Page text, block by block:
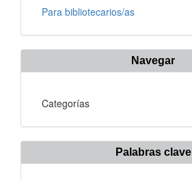
Para bibliotecarios/as
Navegar
Categorías
Palabras clave